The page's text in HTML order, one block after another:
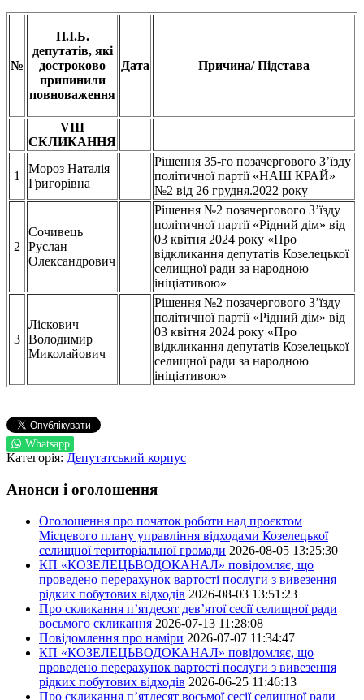
№
П.І.Б.
депутатів, які
достроково
припинили
повноваження
Дата Причина/ Підстава
VIII
СКЛИКАННЯ
1
Мороз Наталія
Григорівна
Рішення 35-го позачергового З’їзду
політичної партії «НАШ КРАЙ»
№2 від 26 грудня.2022 року
2
Сочивець
Руслан
Олександрович
Рішення №2 позачергового З’їзду
політичної партії «Рідний дім» від
03 квітня 2024 року «Про
відкликання депутатів Козелецької
селищної ради за народною
ініціативою»
3
Ліскович
Володимир
Миколайович
Рішення №2 позачергового З’їзду
політичної партії «Рідний дім» від
03 квітня 2024 року «Про
відкликання депутатів Козелецької
селищної ради за народною
ініціативою»
Whatsapp
Категорія: Депутатський корпус
Анонси і оголошення
Оголошення про початок роботи над проєктом
Місцевого плану управління відходами Козелецької
селищної територіальної громади 2026-08-05 13:25:30
КП «КОЗЕЛЕЦЬВОДОКАНАЛ» повідомляє, що
проведено перерахунок вартості послуги з вивезення
рідких побутових відходів 2026-08-03 13:51:23
Про скликання п’ятдесят дев’ятої сесії селищної ради
восьмого скликання 2026-07-13 11:28:08
Повідомлення про наміри 2026-07-07 11:34:47
КП «КОЗЕЛЕЦЬВОДОКАНАЛ» повідомляє, що
проведено перерахунок вартості послуги з вивезення
рідких побутових відходів 2026-06-25 11:46:13
Про скликання п’ятдесят восьмої сесії селищної ради